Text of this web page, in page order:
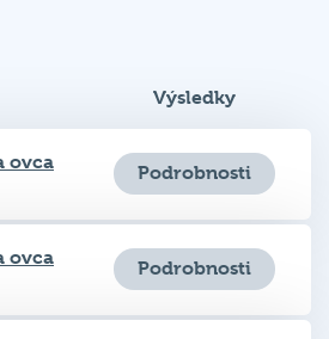
Výsledky
ovca
Podrobnosti
ovca
Podrobnosti